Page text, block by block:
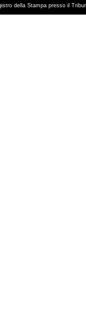
della Stampa presso il